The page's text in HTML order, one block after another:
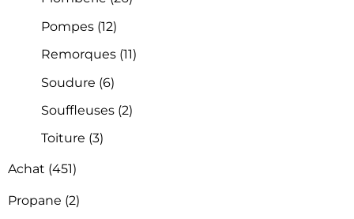
Pompes (12)
Remorques (11)
Soudure (6)
Souffleuses (2)
Toiture (3)
Achat (451)
Propane (2)